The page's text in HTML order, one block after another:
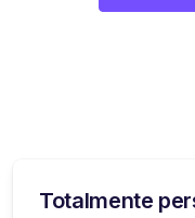
Totalmente